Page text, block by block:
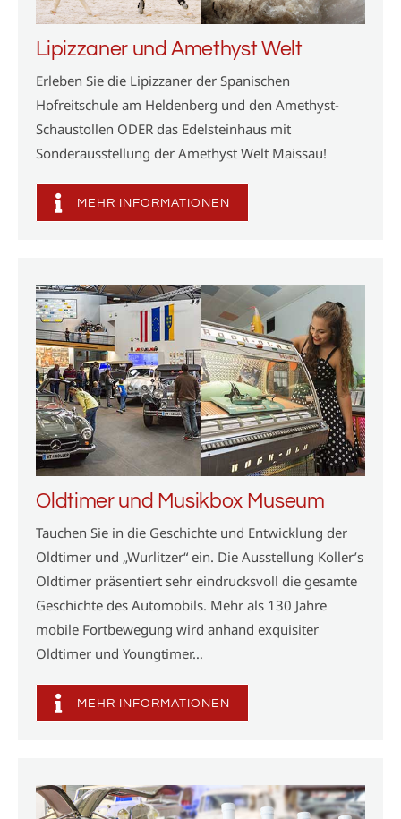
Lipizzaner und Amethyst Welt
Erleben Sie die Lipizzaner der Spanischen
Hofreitschule am Heldenberg und den Amethyst-
Schaustollen ODER das Edelsteinhaus mit
Sonderausstellung der Amethyst Welt Maissau!
MEHR INFORMATIONEN
Oldtimer und Musikbox Museum
Tauchen Sie in die Geschichte und Entwicklung der
Oldtimer und „Wurlitzer“ ein. Die Ausstellung Koller’s
Oldtimer präsentiert sehr eindrucksvoll die gesamte
Geschichte des Automobils. Mehr als 130 Jahre
mobile Fortbewegung wird anhand exquisiter
Oldtimer und Youngtimer…
MEHR INFORMATIONEN